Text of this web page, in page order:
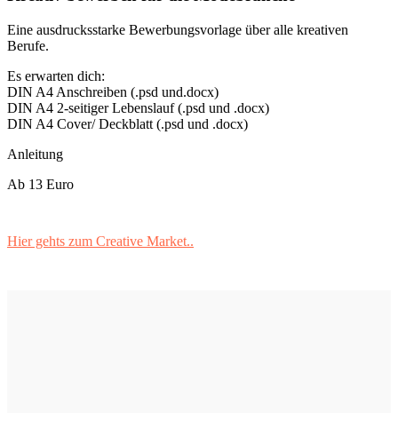
Eine ausdrucksstarke Bewerbungsvorlage über alle kreativen
Berufe.
Es erwarten dich:
DIN A4 Anschreiben (.psd und.docx)
DIN A4 2-seitiger Lebenslauf (.psd und .docx)
DIN A4 Cover/ Deckblatt (.psd und .docx)
Anleitung
Ab 13 Euro
Hier gehts zum Creative Market..